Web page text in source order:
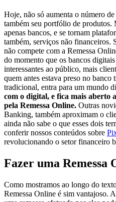
Hoje, não só aumenta o número
também seu portfólio de produtos.
apenas bancos, e se tornam
também, serviços não financeiros.
não compete com a Remessa
do momento que os bancos
interessantes ao público, mais
quem antes estava preso no
tradicional, entra para um mundo
com o digital, e fica mais aberto
pela Remessa Online. Outras
Banking, também aproximam o
ainda não sabe o que esses dois
conferir nossos conteúdos sobre
revolucionando o setor financeiro
Fazer uma Remessa
Como mostramos ao longo do
Remessa Online é sim vantajoso.